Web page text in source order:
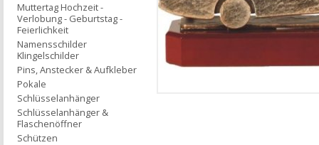
Muttertag Hochzeit -
Verlobung - Geburtstag -
Feierlichkeit
Namensschilder
Klingelschilder
Pins, Anstecker & Aufkleber
Pokale
Schlüsselanhänger
Schlüsselanhänger &
Flaschenöffner
Schützen